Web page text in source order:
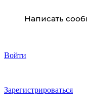
Написать
Войти
Зарегистрироваться